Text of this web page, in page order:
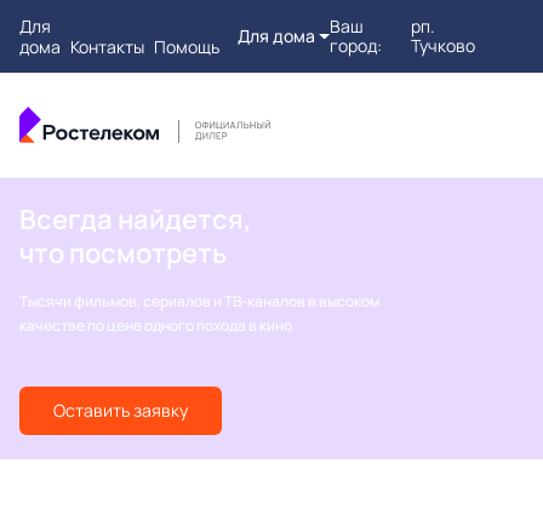
Для
дома Контакты Помощь Для дома
Ваш
город:
рп.
Тучково
Всегда найдется,
что посмотреть
Тысячи фильмов, сериалов и ТВ-каналов в высоком
качестве по цене одного похода в кино
Оставить заявку